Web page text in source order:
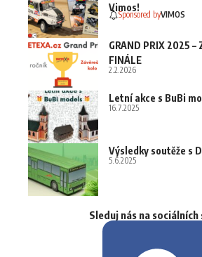
Vimos!
Sponsored byVIMOS
GRAND PRIX 2025 –
FINÁLE
2.2.2026
Letní akce s BuBi
16.7.2025
Výsledky soutěže s
5.6.2025
Sleduj nás na sociálních